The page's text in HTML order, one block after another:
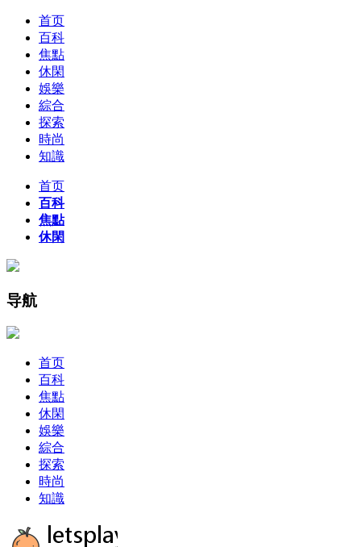
首页
百科
焦點
休閑
娛樂
綜合
探索
時尚
知識
首页
百科
焦點
休閑
导航
首页
百科
焦點
休閑
娛樂
綜合
探索
時尚
知識